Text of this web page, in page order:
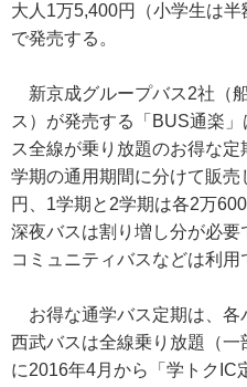
大人1万5,400円（小学生は半
で発売する。
新京成グループバス2社（
ス）が発売する「BUS通楽
ス全線が乗り放題のお得な
学期の通用期間に分けて販
円、1学期と2学期は各2万
深夜バスは割り増し分が必要
コミュニティバスなどは利用
お得な通学バス定期は、各
西武バスは全線乗り放題（一
に2016年4月から「学トクIC